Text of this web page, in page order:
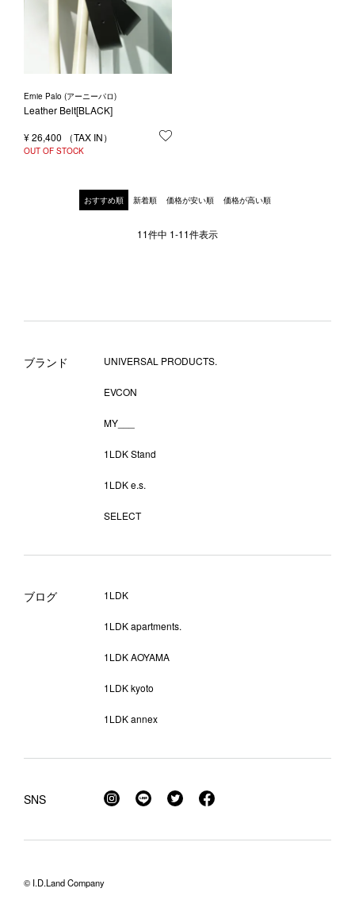
Ernie Palo (アーニーパロ)
Leather Belt[BLACK]
¥26,400
OUT OF STOCK
おすすめ順 新着順 価格が安い順 価格が高い順
11件中 1-11件表示
ブランド UNIVERSAL PRODUCTS.
EVCON
MY___
1LDK Stand
1LDK e.s.
SELECT
ブログ 1LDK
1LDK apartments.
1LDK AOYAMA
1LDK kyoto
1LDK annex
SNS
© I.D.Land Company